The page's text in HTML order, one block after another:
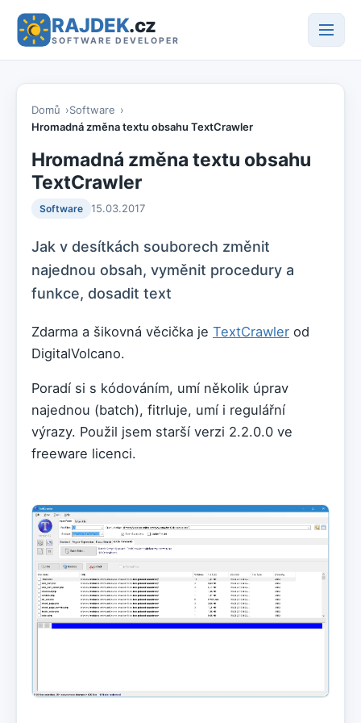
RAJDEK.cz
SOFTWARE DEVELOPER
Domů
Software
Hromadná změna textu obsahu TextCrawler
Hromadná změna textu obsahu
TextCrawler
Software 15.03.2017
Jak v desítkách souborech změnit
najednou obsah, vyměnit procedury a
funkce, dosadit text
Zdarma a šikovná věcička je TextCrawler od
DigitalVolcano.
Poradí si s kódováním, umí několik úprav
najednou (batch), fitrluje, umí i regulářní
výrazy. Použil jsem starší verzi 2.2.0.0 ve
freeware licenci.